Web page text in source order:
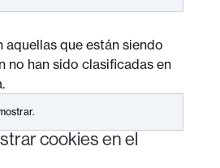
que están siendo
no han sido clasificadas en
cookies en el